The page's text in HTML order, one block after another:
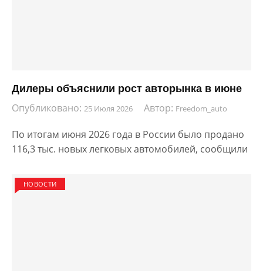
Дилеры объяснили рост авторынка в июне
Опубликовано: 25 Июля 2026 Автор: Freedom_auto
По итогам июня 2026 года в России было продано
116,3 тыс. новых легковых автомобилей, сообщили
НОВОСТИ